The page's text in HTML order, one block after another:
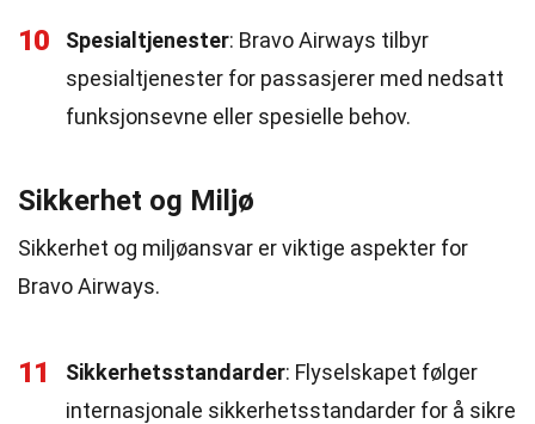
10 Spesialtjenester: Bravo Airways tilbyr
spesialtjenester for passasjerer med nedsatt
funksjonsevne eller spesielle behov.
Sikkerhet og Miljø
Sikkerhet og miljøansvar er viktige aspekter for
Bravo Airways.
11 Sikkerhetsstandarder: Flyselskapet følger
internasjonale sikkerhetsstandarder for å sikre